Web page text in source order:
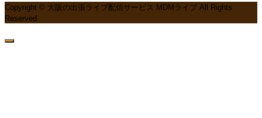
Copyright © 大阪の出張ライブ配信サービス MDMライブ All Rights
Reserved.